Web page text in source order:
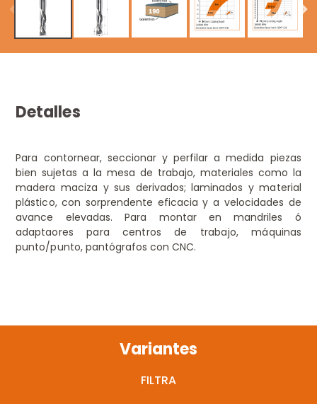
Detalles
Para contornear, seccionar y perfilar a medida piezas
bien sujetas a la mesa de trabajo, materiales como la
madera maciza y sus derivados; laminados y material
plástico, con sorprendente eficacia y a velocidades de
avance elevadas. Para montar en mandriles ó
adaptaores para centros de trabajo, máquinas
punto/punto, pantógrafos con CNC.
Variantes
FILTRA